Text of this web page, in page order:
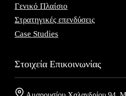
Γενικό Πλαίσιο
Στρατηγικές επενδύσεις
Case Studies
Στοιχεία Επικοινωνίας